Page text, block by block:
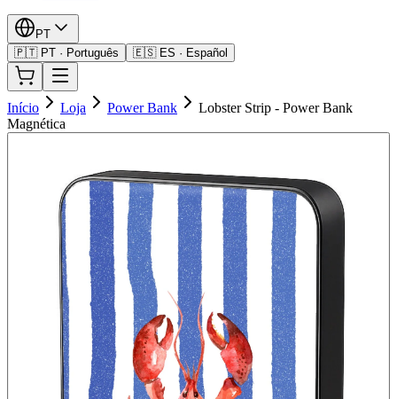
PT
🇵🇹 PT · Português
🇪🇸 ES · Español
Início Loja Power Bank
Lobster Strip - Power Bank
Magnética